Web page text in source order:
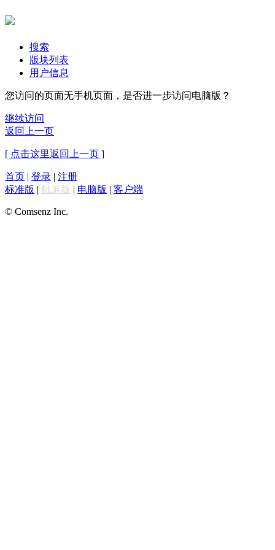
搜索
版块列表
用户信息
您访问的页面无手机页面，是否进一步访问电脑版？
继续访问
返回上一页
[ 点击这里返回上一页 ]
首页 | 登录 | 注册
标准版 | 触屏版 | 电脑版 | 客户端
© Comsenz Inc.